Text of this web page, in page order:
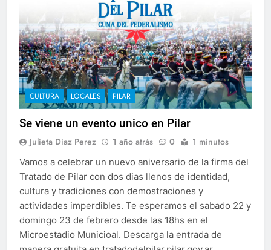
CULTURA LOCALES PILAR
Se viene un evento unico en Pilar
Julieta Diaz Perez 1 año atrás 0 1 minutos
Vamos a celebrar un nuevo aniversario de la firma del
Tratado de Pilar con dos dias llenos de identidad,
cultura y tradiciones con demostraciones y
actividades imperdibles. Te esperamos el sabado 22 y
domingo 23 de febrero desde las 18hs en el
Microestadio Municioal. Descarga la entrada de